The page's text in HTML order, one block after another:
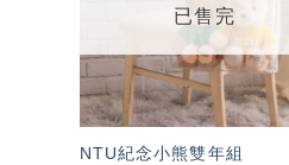
已售完
NTU紀念小熊雙年組